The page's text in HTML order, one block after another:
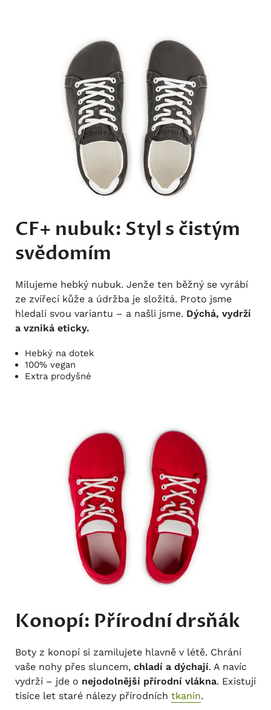
CF+ nubuk: Styl s čistým
svědomím
Milujeme hebký nubuk. Jenže ten běžný se vyrábí
ze zvířecí kůže a údržba je složitá. Proto jsme
hledali svou variantu – a našli jsme. Dýchá, vydrží
a vzniká eticky.
Hebký na dotek
100% vegan
Extra prodyšné
Konopí: Přírodní drsňák
Boty z konopí si zamilujete hlavně v létě. Chrání
vaše nohy přes sluncem, chladí a dýchají. A navíc
vydrží – jde o nejodolnější přírodní vlákna. Existují
tisíce let staré nálezy přírodních tkanin.